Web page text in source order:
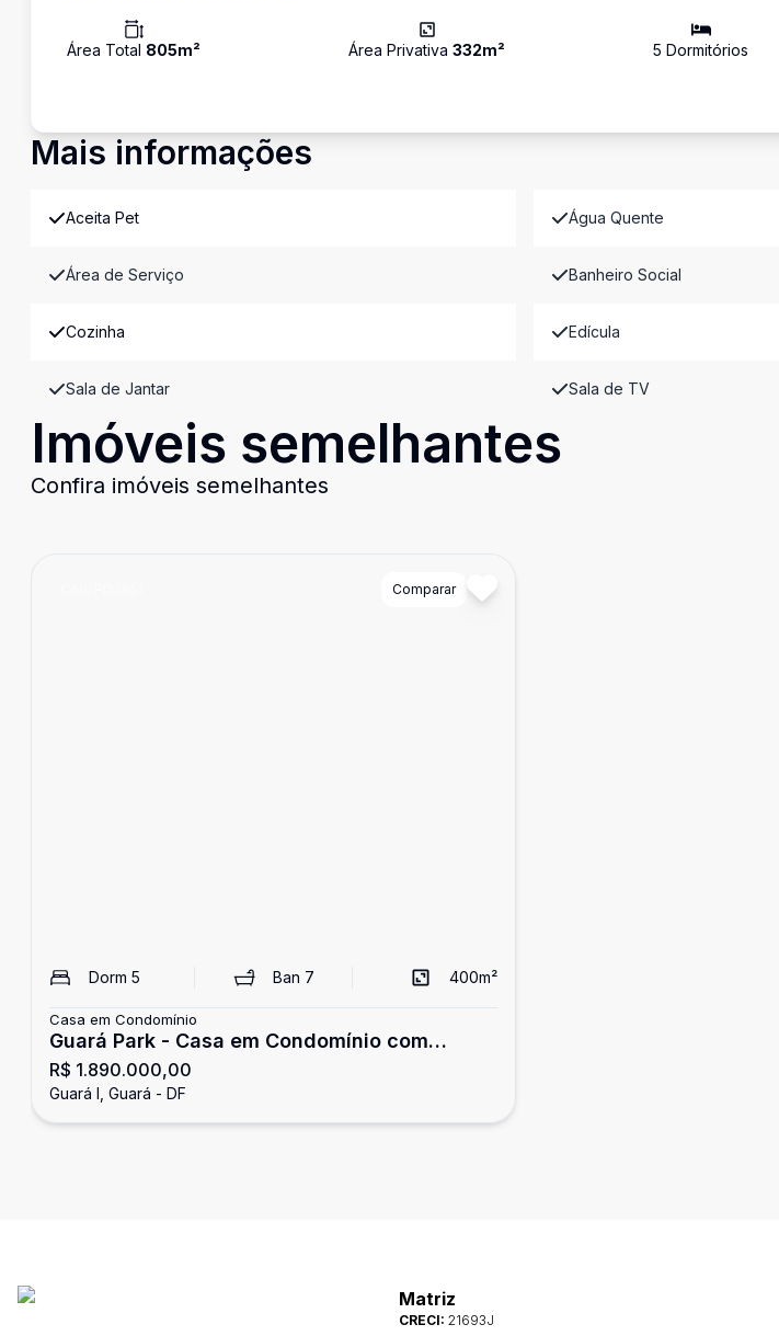
Área Total 805m² Área Privativa332m² 5 Dormitórios
Mais informações
Aceita Pet Água Quente
Área de Serviço Banheiro Social
Cozinha Edícula
Sala de Jantar Sala de TV
Imóveis semelhantes
Confira imóveis semelhantes
Comparar
Dorm 5 Ban 7 400m²
Casa em Condomínio
Guará Park - Casa em Condomínio com
Energia Solar- 5 quartos à venda
R$ 1.890.000,00
Guará I, Guará - DF
Matriz
CRECI: 21693J